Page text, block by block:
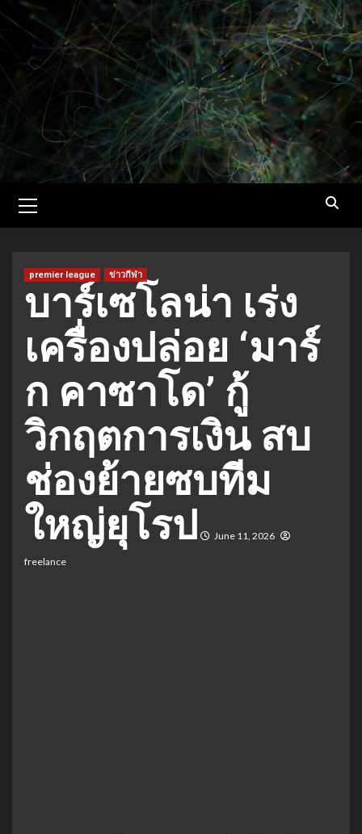
Skip
content
Menu
premier league ข่าวกีฬา
บาร์เซโลน่า เร่ง
เครื่องปล่อย ‘มาร์
ก คาซาโด’ กู้
วิกฤตการเงิน สบ
ช่องย้ายซบทีม
ใหญ่ยุโรป
June 11, 2026
freelance